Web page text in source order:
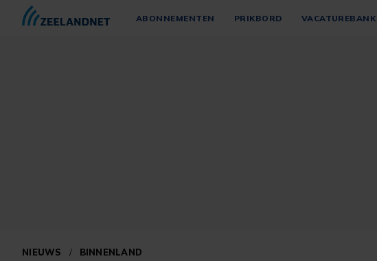
ABONNEMENTEN PRIKBORD VACATUREBANK
NIEUWS / BINNENLAND